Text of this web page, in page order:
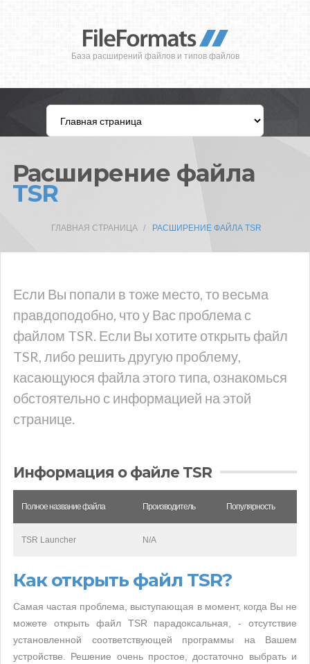
База расширений файлов и типов файлов
Расширение файла
TSR
ГЛАВНАЯ СТРАНИЦА РАСШИРЕНИЕ ФАЙЛА TSR
Если Вы попали в тоже место, то весьма
правдоподобно, что у Вас проблема с
файлом TSR. Если Вы хотите открыть файл
TSR, либо решить другую проблему,
касающуюся файла этого типа, ознакомься
обстоятельно с информацией на этой
странице.
Информация о файле TSR
Полное название файла Производитель Популярность
TSR Launcher N/A
Как открыть файл TSR?
Самая частая проблема, выступающая в момент, когда Вы не
можете открыть файл TSR парадоксальная, - отсутствие
установленной соответствующей программы на Вашем
устройстве. Решение очень простое, достаточно выбрать и